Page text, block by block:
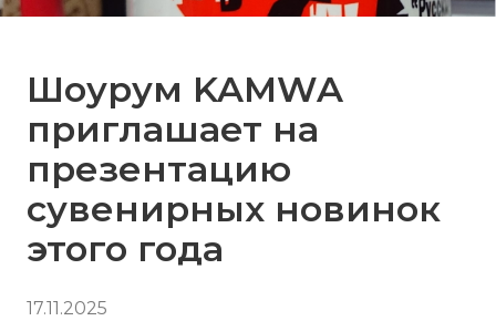
Шоурум KAMWA
приглашает на
презентацию
сувенирных новинок
этого года
17.11.2025